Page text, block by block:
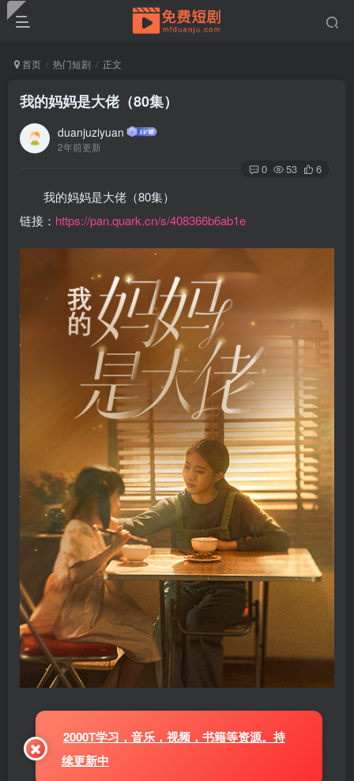
首页 热门短剧 正文
我的妈妈是大佬（80集）
duanjuziyuan
2年前更新
0 53 6
我的妈妈是大佬（80集）
链接： https://pan.quark.cn/s/408366b6ab1e
2000T学习，音乐，视频，书籍等资源。持
续更新中